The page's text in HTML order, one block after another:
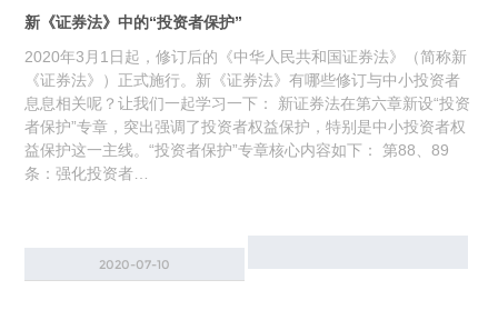
新《证券法》中的“投资者保护”
2020年3月1日起，修订后的《中华人民共和国证券法》（简称新
《证券法》）正式施行。新《证券法》有哪些修订与中小投资者
息息相关呢？让我们一起学习一下： 新证券法在第六章新设“投资
者保护”专章，突出强调了投资者权益保护，特别是中小投资者权
益保护这一主线。“投资者保护”专章核心内容如下： 第88、89
条：强化投资者…
2020-07-10